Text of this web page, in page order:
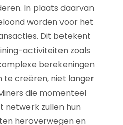
In plaats daarvan
worden voor het
Dit betekent
activiteiten zoals
berekeningen
te creëren, niet langer
die momenteel
netwerk zullen hun
heroverwegen en